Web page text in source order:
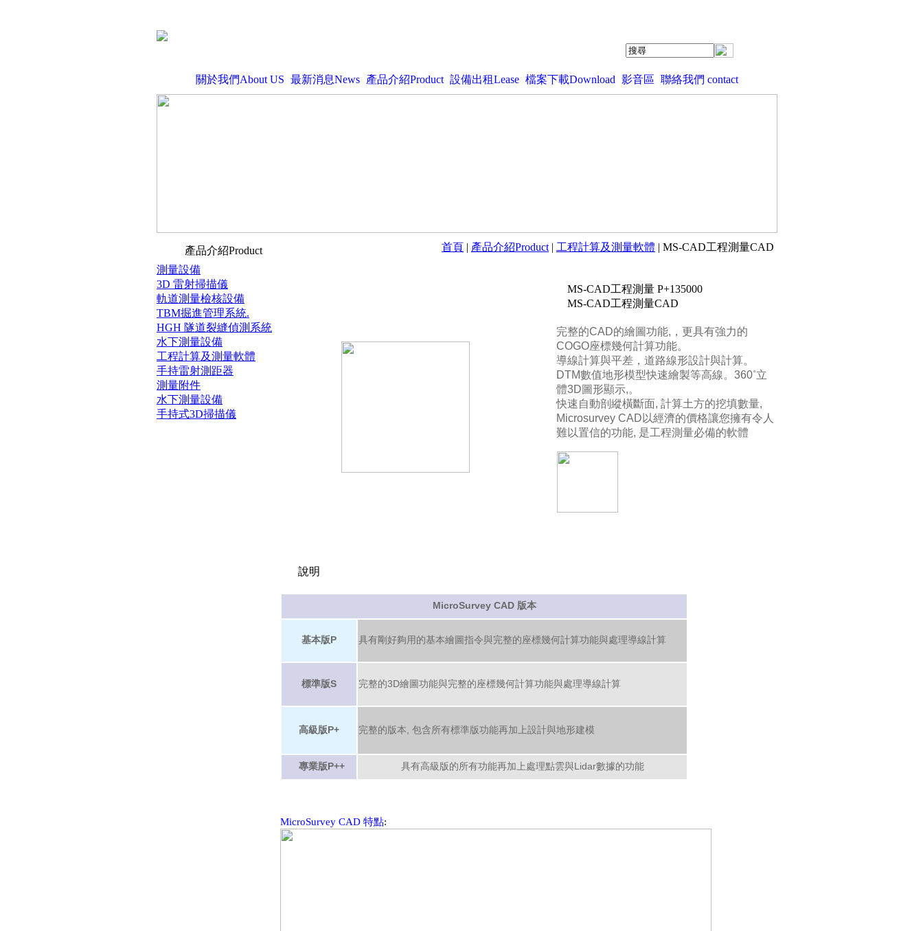
關於我們About US 最新消息News 產品介紹Product 設備出租Lease 檔案下載Download 影音區 聯絡我們 contact
產品介紹Product 首頁 | 產品介紹Product | 工程計算及測量軟體 | MS-CAD工程測量CAD
測量設備
3D 雷射掃描儀
軌道測量檢核設備
TBM掘進管理系統.
HGH 隧道裂縫偵測系統
水下測量設備
工程計算及測量軟體
手持雷射測距器
測量附件
水下測量設備
手持式3D掃描儀
MS-CAD工程測量 P+135000
MS-CAD工程測量CAD
完整的CAD的繪圖功能,，更具有強力的
COGO座標幾何計算功能。
導線計算與平差，道路線形設計與計算。
DTM數值地形模型快速繪製等高線。360˚立
體3D圖形顯示,。
快速自動剖縱橫斷面, 計算土方的挖填數量,
Microsurvey CAD以經濟的價格讓您擁有令人
難以置信的功能, 是工程測量必備的軟體
說明
MicroSurvey CAD版本
基本版P 具有剛好夠用的基本繪圖指令與完整的座標幾何計算功能與處理導線計算
標準版S 完整的3D繪圖功能與完整的座標幾何計算功能與處理導線計算
高級版P+ 完整的版本, 包含所有標準版功能再加上設計與地形建模
專業版P++ 具有高級版的所有功能再加上處理點雲與Lidar數據的功能
MicroSurvey CAD 特點: